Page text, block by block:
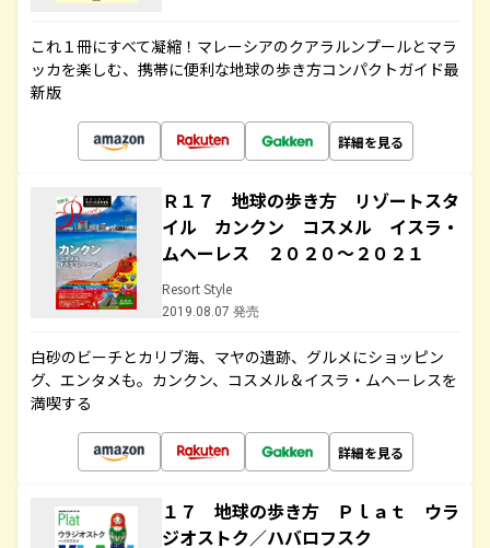
これ１冊にすべて凝縮！マレーシアのクアラルンプールとマラ
ッカを楽しむ、携帯に便利な地球の歩き方コンパクトガイド最
新版
詳細を見る
Ｒ１７ 地球の歩き方 リゾートスタ
イル カンクン コスメル イスラ・
ムヘーレス ２０２０～２０２１
Resort Style
2019.08.07 発売
白砂のビーチとカリブ海、マヤの遺跡、グルメにショッピン
グ、エンタメも。カンクン、コスメル＆イスラ・ムヘーレスを
満喫する
詳細を見る
１７ 地球の歩き方 Ｐｌａｔ ウラ
ジオストク／ハバロフスク